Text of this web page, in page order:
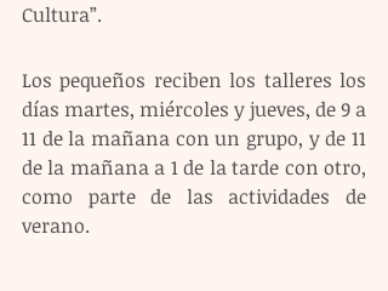
Cultura”.
Los pequeños reciben los talleres los
días martes, miércoles y jueves, de 9 a
11 de la mañana con un grupo, y de 11
de la mañana a 1 de la tarde con otro,
como parte de las actividades de
verano.